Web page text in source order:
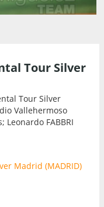
Tour Silver
Tour Silver
Vallehermoso
Leonardo FABBRI
Madrid (MADRID)